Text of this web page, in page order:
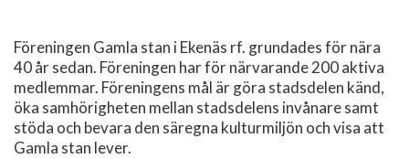
Föreningen Gamla stan i Ekenäs rf. grundades för nära
40 år sedan. Föreningen har för närvarande 200 aktiva
medlemmar. Föreningens mål är göra stadsdelen känd,
öka samhörigheten mellan stadsdelens invånare samt
stöda och bevara den säregna kulturmiljön och visa att
Gamla stan lever.